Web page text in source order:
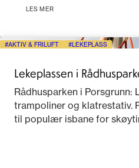
LES MER
AKTIV & FRILUFT LEKEPLASS
Lekeplassen i
Rådhusparken i Porsgrunn:
trampoliner og klatrestativ.
til populær isbane for